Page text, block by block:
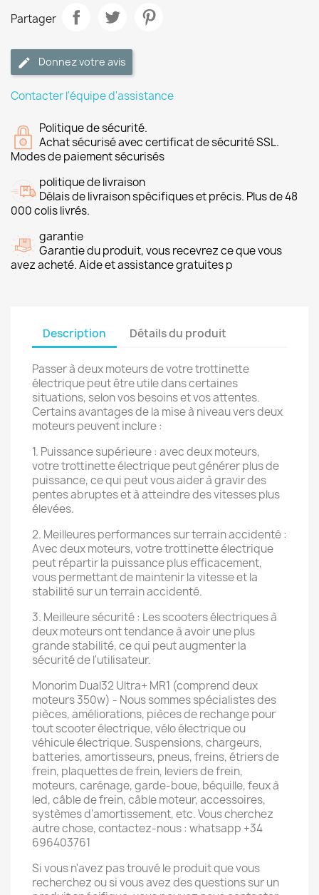
Partager
Donnez votre avis
Contacter l'équipe d'assistance
Politique de sécurité.
Achat sécurisé avec certificat de sécurité SSL.
Modes de paiement sécurisés
politique de livraison
Délais de livraison spécifiques et précis. Plus de 48
000 colis livrés.
garantie
Garantie du produit, vous recevrez ce que vous
avez acheté. Aide et assistance gratuites p
Description Détails du produit
Passer à deux moteurs de votre trottinette
électrique peut être utile dans certaines
situations, selon vos besoins et vos attentes.
Certains avantages de la mise à niveau vers deux
moteurs peuvent inclure :
1. Puissance supérieure : avec deux moteurs,
votre trottinette électrique peut générer plus de
puissance, ce qui peut vous aider à gravir des
pentes abruptes et à atteindre des vitesses plus
élevées.
2. Meilleures performances sur terrain accidenté :
Avec deux moteurs, votre trottinette électrique
peut répartir la puissance plus efficacement,
vous permettant de maintenir la vitesse et la
stabilité sur un terrain accidenté.
3. Meilleure sécurité : Les scooters électriques à
deux moteurs ont tendance à avoir une plus
grande stabilité, ce qui peut augmenter la
sécurité de l'utilisateur.
Monorim Dual32 Ultra+ MR1 (comprend deux
moteurs 350w) - Nous sommes spécialistes des
pièces, améliorations, pièces de rechange pour
tout scooter électrique, vélo électrique ou
véhicule électrique. Suspensions, chargeurs,
batteries, amortisseurs, pneus, freins, étriers de
frein, plaquettes de frein, leviers de frein,
moteurs, carénage, garde-boue, béquille, feux à
led, câble de frein, câble moteur, accessoires,
systèmes d'amortissement, etc. Vous cherchez
autre chose, contactez-nous : whatsapp +34
696403761
Si vous n'avez pas trouvé le produit que vous
recherchez ou si vous avez des questions sur un